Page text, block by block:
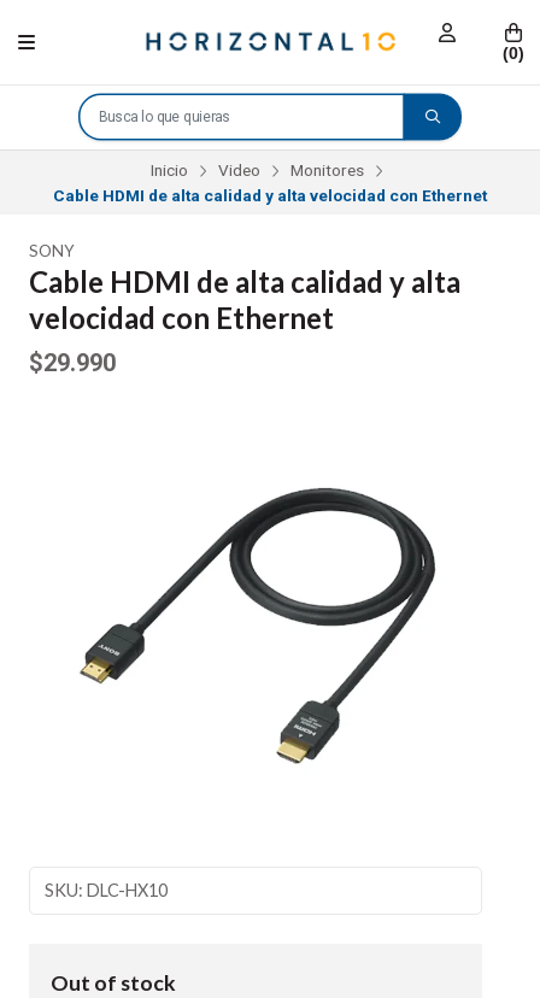
(0)
Inicio Video
Monitores
Cable HDMI de alta calidad y alta velocidad con Ethernet
SONY
Cable HDMI de alta calidad y alta
velocidad con Ethernet
$29.990
SKU: DLC-HX10
Out of stock